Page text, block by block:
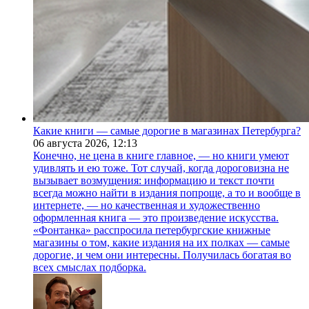
Какие книги — самые дорогие в магазинах Петербурга?
06 августа 2026, 12:13
Конечно, не цена в книге главное, — но книги умеют
удивлять и ею тоже. Тот случай, когда дороговизна не
вызывает возмущения: информацию и текст почти
всегда можно найти в издания попроще, а то и вообще в
интернете, — но качественная и художественно
оформленная книга — это произведение искусства.
«Фонтанка» расспросила петербургские книжные
магазины о том, какие издания на их полках — самые
дорогие, и чем они интересны. Получилась богатая во
всех смыслах подборка.